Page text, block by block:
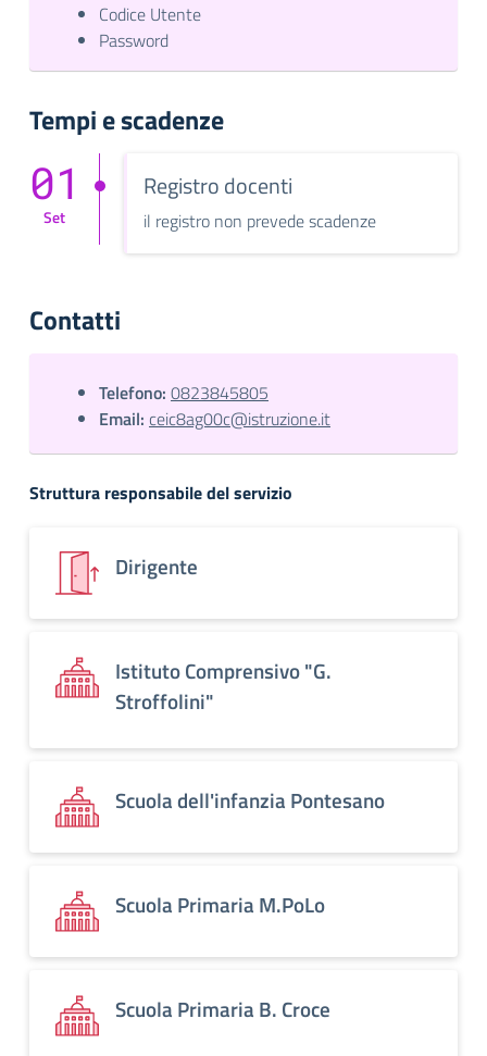
Codice Utente
Password
Tempi e scadenze
01
Set
Registro docenti
il registro non prevede scadenze
Contatti
Telefono: 0823845805
Email: ceic8ag00c@istruzione.it
Struttura responsabile del servizio
Dirigente
Istituto Comprensivo "G.
Stroffolini"
Scuola dell'infanzia Pontesano
Scuola Primaria M.PoLo
Scuola Primaria B. Croce